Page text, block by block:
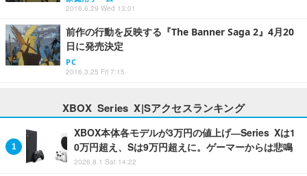
2016.6.29 Wed 13:01
前作の行動を反映する『The Banner Saga 2』4月20
日に発売決定
PC
2016.3.25 Fri 7:15
XBOX Series X|Sアクセスランキング
XBOX本体各モデルが3万円の値上げ―Series Xは1
0万円超え、Sは9万円超えに。ゲーマーからは悲鳴
2026.8.1 Sat 14:22